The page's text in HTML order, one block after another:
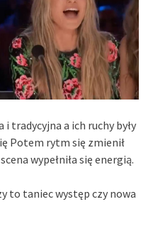
tradycyjna a ich ruchy były
Potem rytm się zmienił
wypełniła się energią.
to taniec występ czy nowa